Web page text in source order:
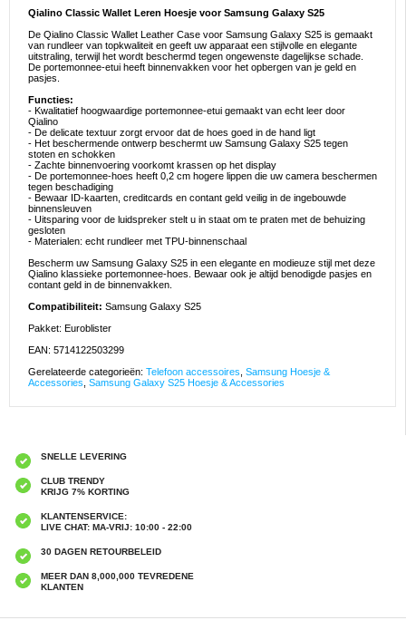
Qialino Classic Wallet Leren Hoesje voor Samsung Galaxy S25
De Qialino Classic Wallet Leather Case voor Samsung Galaxy S25 is gemaakt
van rundleer van topkwaliteit en geeft uw apparaat een stijlvolle en elegante
uitstraling, terwijl het wordt beschermd tegen ongewenste dagelijkse schade.
De portemonnee-etui heeft binnenvakken voor het opbergen van je geld en
pasjes.
Functies:
- Kwalitatief hoogwaardige portemonnee-etui gemaakt van echt leer door
Qialino
- De delicate textuur zorgt ervoor dat de hoes goed in de hand ligt
- Het beschermende ontwerp beschermt uw Samsung Galaxy S25 tegen
stoten en schokken
- Zachte binnenvoering voorkomt krassen op het display
- De portemonnee-hoes heeft 0,2 cm hogere lippen die uw camera beschermen
tegen beschadiging
- Bewaar ID-kaarten, creditcards en contant geld veilig in de ingebouwde
binnensleuven
- Uitsparing voor de luidspreker stelt u in staat om te praten met de behuizing
gesloten
- Materialen: echt rundleer met TPU-binnenschaal
Bescherm uw Samsung Galaxy S25 in een elegante en modieuze stijl met deze
Qialino klassieke portemonnee-hoes. Bewaar ook je altijd benodigde pasjes en
contant geld in de binnenvakken.
Compatibiliteit: Samsung Galaxy S25
Pakket: Euroblister
EAN: 5714122503299
Gerelateerde categorieën: Telefoon accessoires Samsung Hoesje &
Accessories Samsung Galaxy S25 Hoesje & Accessories
SNELLE LEVERING
CLUB TRENDY
KRIJG 7% KORTING
KLANTENSERVICE:
LIVE CHAT: MA-VRIJ: 10:00 - 22:00
30 DAGEN RETOURBELEID
MEER DAN 8,000,000 TEVREDENE
KLANTEN